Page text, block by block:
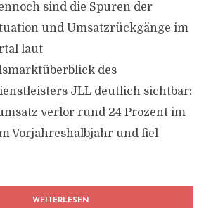
sind die Spuren der
und Umsatzrückgänge im
laut
des
JLL deutlich sichtbar:
verlor rund 24 Prozent im
Vorjahreshalbjahr und fiel
WEITERLESEN